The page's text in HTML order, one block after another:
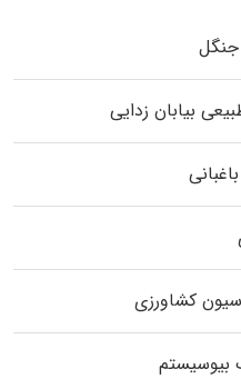
جنگل
بیابان زدایی
کشاورزی
بیوسیستم